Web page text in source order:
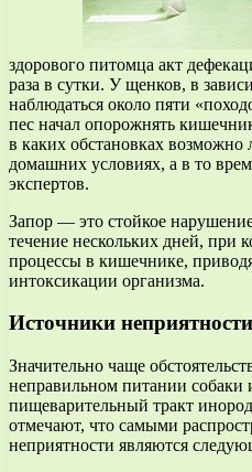
здорового питомца акт
раза в сутки. У щенков, в
наблюдаться около пяти
пес начал опорожнять
в каких обстановках возможно
домашних условиях, а в то
экспертов.
Запор — это стойкое
течение нескольких дней, при
процессы в кишечнике,
интоксикации организма.
Источники неприятности
Значительно чаще
неправильном питании
пищеварительный тракт
отмечают, что самыми
неприятности являются